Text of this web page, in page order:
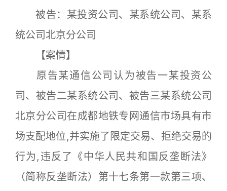
被告：某投资公司、某系统公司、某系
统公司北京分公司
【案情】
原告某通信公司认为被告一某投资公
司、被告二某系统公司、被告三某系统公司
北京分公司在成都地铁专网通信市场具有市
场支配地位,并实施了限定交易、拒绝交易的
行为,违反了《中华人民共和国反垄断法》
（简称反垄断法）第十七条第一款第三项、